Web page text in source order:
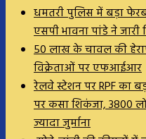
धमतरी पुलिस में बड़ा
एसपी भावना पांडे ने
50 लाख के चावल की
विक्रेताओं पर एफआईआर
रेलवे स्टेशन पर RPF का
पर कसा शिकंजा, 3800
ज्यादा जुर्माना